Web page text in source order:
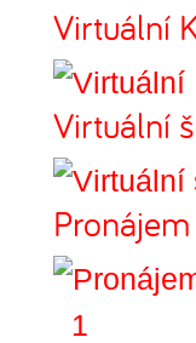
Virtuální
Virtuální
1